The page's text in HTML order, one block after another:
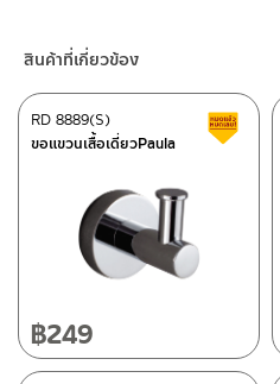
4. ห้ามใช้แปรง วัสดุแข็ง หยาบ ห้ามใ
ศูนย์บริการและอะไหล่ กรุงเทพฯ
662/61-62 ถนน พระราม3 แขวงบา
โทร: 02-358-0080 / 080-075-
– Shopee
–Lazada
–ซื้อสินค้าชิ้นนี้บน Shopee>> คลิ
ติดต่อพนักงานขาย / Contact
โทร: 02-285-5795
@charnpaiboon.sales
สินค้าที่เกี่ยวข้อง
ขอแขวนเสื้อเดี่ยวPaula
RD 8889(S)
฿249